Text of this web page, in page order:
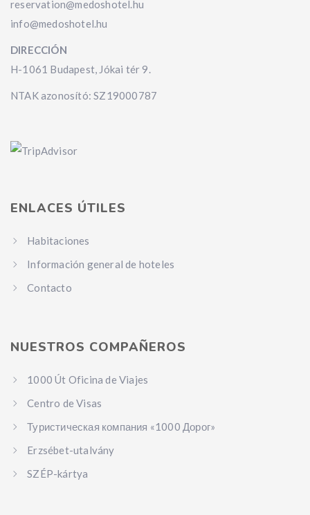
reservation@medoshotel.hu
info@medoshotel.hu
DIRECCIÓN
H-1061 Budapest, Jókai tér 9.
NTAK azonosító: SZ19000787
ENLACES ÚTILES
Habitaciones
Información general de hoteles
Contacto
NUESTROS COMPAÑEROS
1000 Út Oficina de Viajes
Centro de Visas
Туристическая компания «1000 Дорог»
Erzsébet-utalvány
SZÉP-kártya